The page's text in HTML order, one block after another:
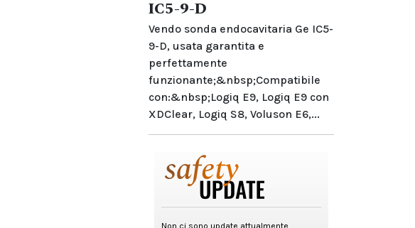
IC5-9-D
Vendo sonda endocavitaria Ge IC5-
9-D, usata garantita e
perfettamente
funzionante;&nbsp;Compatibile
con:&nbsp;Logiq E9, Logiq E9 con
XDClear, Logiq S8, Voluson E6,...